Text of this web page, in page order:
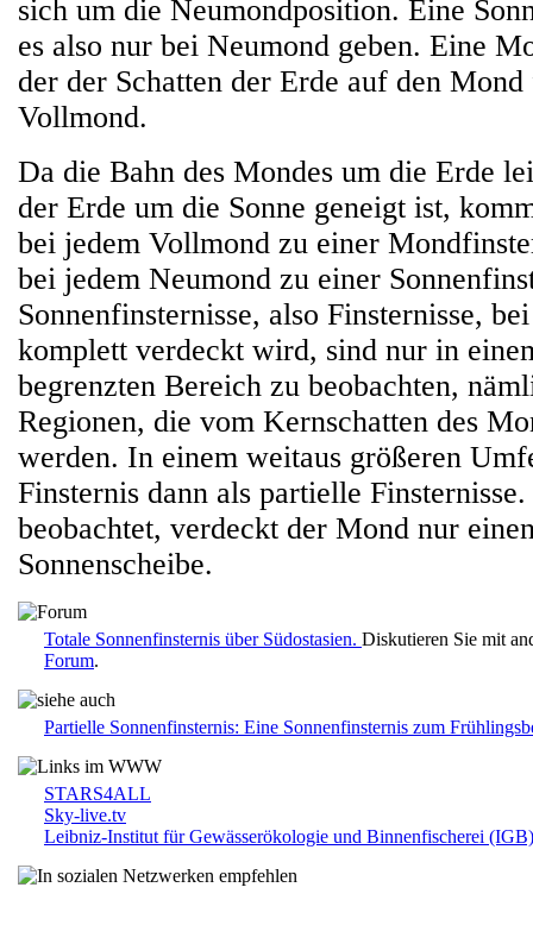
sich um die Neumondposition. Eine
es also nur bei Neumond geben. Eine
der der Schatten der Erde auf den
Vollmond.
Da die Bahn des Mondes um die Erde
der Erde um die Sonne geneigt ist,
bei jedem Vollmond zu einer
bei jedem Neumond zu einer
Sonnenfinsternisse, also Finsternisse,
komplett verdeckt wird, sind nur in
begrenzten Bereich zu beobachten,
Regionen, die vom Kernschatten des
werden. In einem weitaus größeren
Finsternis dann als partielle
beobachtet, verdeckt der Mond nur
Sonnenscheibe.
Totale Sonnenfinsternis über Südostasien. Diskutieren Sie mit
Forum.
Partielle Sonnenfinsternis: Eine Sonnenfinsternis zum
STARS4ALL
Sky-live.tv
Leibniz-Institut für Gewässerökologie und Binnenfischerei (IGB)